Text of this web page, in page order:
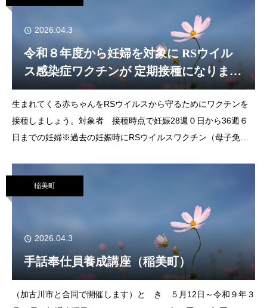
2026.04.3
令和８年度から妊婦を対象に RSウイル
ス感染症ワクチンが 定期接種になります
（稲美町）
生まれてくる赤ちゃんをRSウイルスから守るためにワクチンを
接種しましょう。対象者 接種時点で妊娠28週０日から36週６
日までの妊婦※過去の妊娠時にRSウイルスワクチン（母子免疫
稲美町
2026.04.3
手話奉仕員養成講座（稲美町）
（加古川市と合同で開催します）と き ５月12日～令和９年３